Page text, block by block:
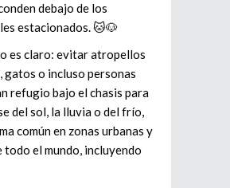
debajo de los
estacionados. 🐱🐶
es claro: evitar atropellos
gatos o incluso personas
refugio bajo el chasis para
del sol, la lluvia o del frío,
común en zonas urbanas y
todo el mundo, incluyendo